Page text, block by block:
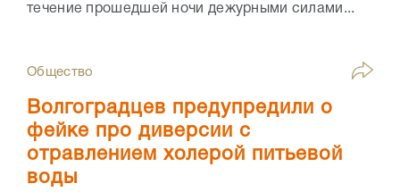
течение прошедшей ночи дежурными силами...
Общество
Волгоградцев предупредили о
фейке про диверсии с
отравлением холерой питьевой
воды